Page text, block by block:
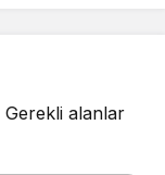
Gerekli alanlar